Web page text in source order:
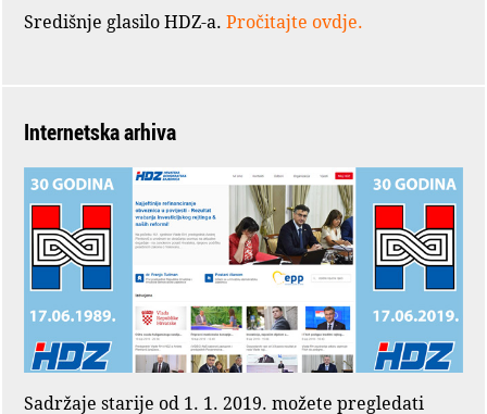
Središnje glasilo HDZ-a. Pročitajte ovdje.
Internetska arhiva
Sadržaje starije od 1. 1. 2019. možete pregledati